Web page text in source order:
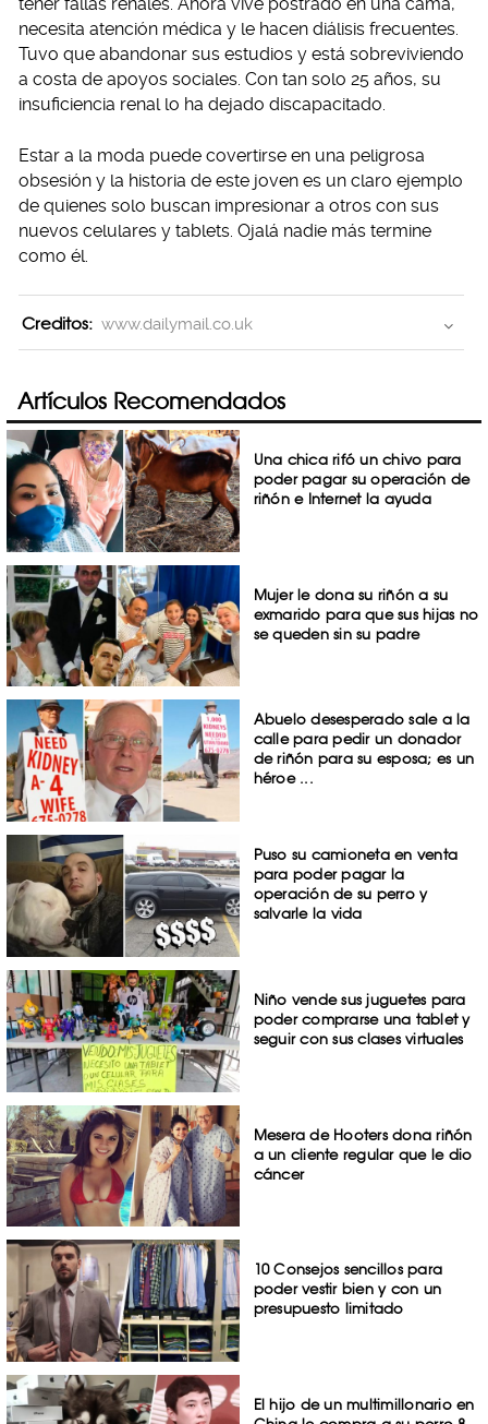
necesita atención médica y le hacen diálisis frecuentes.
Tuvo que abandonar sus estudios y está sobreviviendo
a costa de apoyos sociales. Con tan solo 25 años, su
insuficiencia renal lo ha dejado discapacitado.
Estar a la moda puede covertirse en una peligrosa
obsesión y la historia de este joven es un claro ejemplo
de quienes solo buscan impresionar a otros con sus
nuevos celulares y tablets. Ojalá nadie más termine
como él.
Creditos: www.dailymail.co.uk
Artículos Recomendados
Una chica rifó un chivo para
poder pagar su operación de
riñón e Internet la ayuda
Mujer le dona su riñón a su
exmarido para que sus hijas no
se queden sin su padre
Abuelo desesperado sale a la
calle para pedir un donador
de riñón para su esposa; es un
héroe ...
Puso su camioneta en venta
para poder pagar la
operación de su perro y
salvarle la vida
Niño vende sus juguetes para
poder comprarse una tablet y
seguir con sus clases virtuales
Mesera de Hooters dona riñón
a un cliente regular que le dio
cáncer
10 Consejos sencillos para
poder vestir bien y con un
presupuesto limitado
El hijo de un multimillonario en